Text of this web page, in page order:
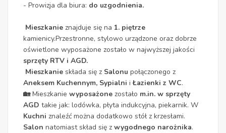
- Prowizja dla biura: do uzgodnienia.
Mieszkanie znajduje się na 1. piętrze
kamienicy.Przestronne, stylowo urządzone oraz dobrze
oświetlone wyposażone zostało w najwyższej jakości
sprzęty RTV i AGD.
Mieszkanie składa się z Salonu połączonego z
Aneksem Kuchennym, Sypialni iŁazienki z WC.
🏡Mieszkanie wyposażone zostało m.in. w sprzęty
AGD takie jak: lodówka, płyta indukcyjna, piekarnik. W
Kuchni znaleźć można dodatkowo stół z krzesłami.
Salon natomiast skład się z wygodnego narożnika.